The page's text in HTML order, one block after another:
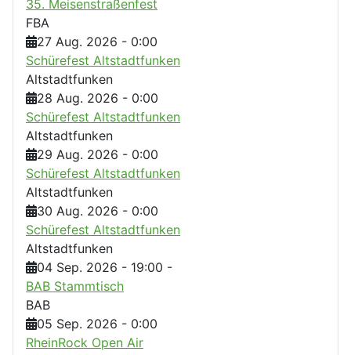
35. Meisenstraßenfest
FBA
27 Aug. 2026 - 0:00
Schürefest Altstadtfunken
Altstadtfunken
28 Aug. 2026 - 0:00
Schürefest Altstadtfunken
Altstadtfunken
29 Aug. 2026 - 0:00
Schürefest Altstadtfunken
Altstadtfunken
30 Aug. 2026 - 0:00
Schürefest Altstadtfunken
Altstadtfunken
04 Sep. 2026 - 19:00 -
BAB Stammtisch
BAB
05 Sep. 2026 - 0:00
RheinRock Open Air